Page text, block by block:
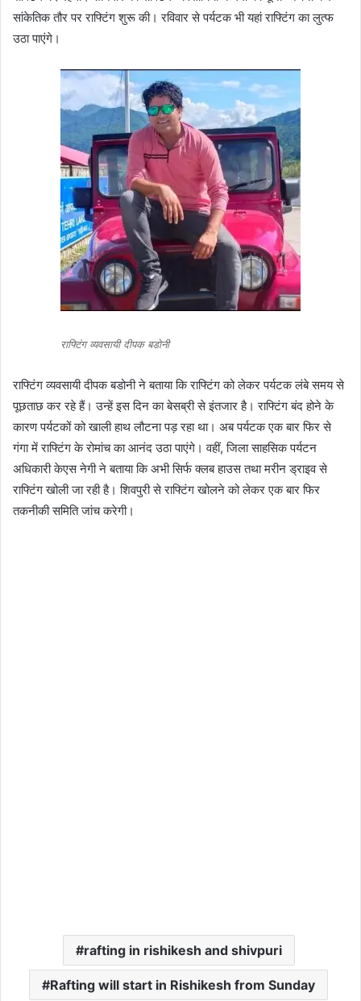
सांकेतिक तौर पर राफ्टिंग शुरू की। रविवार से पर्यटक भी यहां राफ्टिंग का लुत्फ
उठा पाएंगे।
राफ्टिंग व्यवसायी दीपक बडोनी
राफ्टिंग व्यवसायी दीपक बडोनी ने बताया कि राफ्टिंग को लेकर पर्यटक लंबे समय से
पूछताछ कर रहे हैं। उन्हें इस दिन का बेसब्री से इंतजार है। राफ्टिंग बंद होने के
कारण पर्यटकों को खाली हाथ लौटना पड़ रहा था। अब पर्यटक एक बार फिर से
गंगा में राफ्टिंग के रोमांच का आनंद उठा पाएंगे। वहीं, जिला साहसिक पर्यटन
अधिकारी केएस नेगी ने बताया कि अभी सिर्फ क्लब हाउस तथा मरीन ड्राइव से
राफ्टिंग खोली जा रही है। शिवपुरी से राफ्टिंग खोलने को लेकर एक बार फिर
तकनीकी समिति जांच करेगी।
rafting in rishikesh and shivpuri
Rafting will start in Rishikesh from Sunday